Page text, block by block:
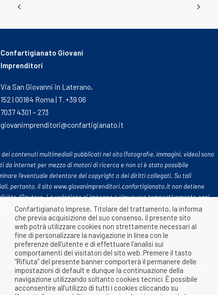
Confartigianato Giovani
Imprenditori
Via San Giovanni in Laterano,
152 | 00184 Roma | T. +39 06
7037 4301 – 273
giovanimprenditori@confartigianato.it
dei contenuti multimediali pubblicati nel sito (fotografie, immagini, video) sono
da internet per mezzo di motori di ricerca e non ci è stato possibile
l’eventuale detentore del copyright o dei diritti collegati. Su tali
pertanto, il sito www.giovanimprenditori.confartigianato.it non detiene
d?autore. La redazione si impegna a rimuovere tempestivamente ogni
tratto dalle rete che leda o violi eventuali diritti di terzi
© 2024 Confartigianato Giovani Imprenditori. Tutti i diritti riservati |Cookie
policy|Privacy policy
Confartigianato Imprese, Titolare del trattamento, la informa
che previa acquisizione del suo consenso, il presente sito
web potrà utilizzare cookies non strettamente necessari al
fine di personalizzare la navigazione in linea con le
preferenze dell’utente e di effettuare l’analisi sui
comportamenti dei visitatori del sito web. Premere il tasto
“Rifiuta” del presente banner comporterà il permanere delle
impostazioni di default e dunque la continuazione della
navigazione utilizzando soltanto cookies tecnici. È possibile
acconsentire all’utilizzo di tutti i cookies cliccando su